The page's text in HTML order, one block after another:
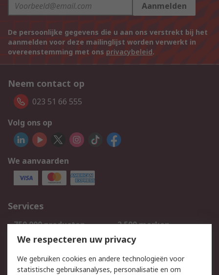
Aanmelden
De persoonlijke gegevens die u aan ons verstrekt bij het
aanmelden voor deze mailinglijst worden verwerkt in
overeenstemming met ons privacybeleid.
Neem contact op
023 51 66 555
Volg ons op
We aanvaarden
Services
750.000 producten
2.500 merken
Bestellen
Inkoopoplossingen
Track & Trace
We respecteren uw privacy
We gebruiken cookies en andere technologieën voor
statistische gebruiksanalyses, personalisatie en om